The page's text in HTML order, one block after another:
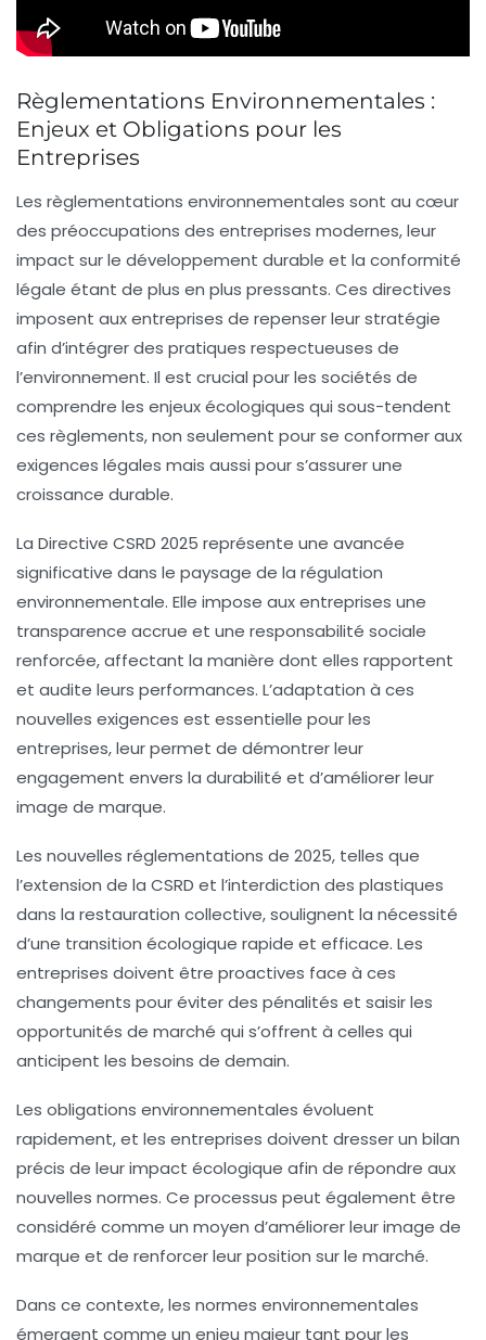
Règlementations Environnementales :
Enjeux et Obligations pour les
Entreprises
Les règlementations environnementales sont au cœur
des préoccupations des entreprises modernes, leur
impact sur le développement durable et la conformité
légale étant de plus en plus pressants. Ces directives
imposent aux entreprises de repenser leur stratégie
afin d’intégrer des pratiques respectueuses de
l’environnement. Il est crucial pour les sociétés de
comprendre les enjeux écologiques qui sous-tendent
ces règlements, non seulement pour se conformer aux
exigences légales mais aussi pour s’assurer une
croissance durable.
La Directive CSRD 2025 représente une avancée
significative dans le paysage de la régulation
environnementale. Elle impose aux entreprises une
transparence accrue et une responsabilité sociale
renforcée, affectant la manière dont elles rapportent
et audite leurs performances. L’adaptation à ces
nouvelles exigences est essentielle pour les
entreprises, leur permet de démontrer leur
engagement envers la durabilité et d’améliorer leur
image de marque.
Les nouvelles réglementations de 2025, telles que
l’extension de la CSRD et l’interdiction des plastiques
dans la restauration collective, soulignent la nécessité
d’une transition écologique rapide et efficace. Les
entreprises doivent être proactives face à ces
changements pour éviter des pénalités et saisir les
opportunités de marché qui s’offrent à celles qui
anticipent les besoins de demain.
Les obligations environnementales évoluent
rapidement, et les entreprises doivent dresser un bilan
précis de leur impact écologique afin de répondre aux
nouvelles normes. Ce processus peut également être
considéré comme un moyen d’améliorer leurimage de
marque et de renforcer leur position sur le marché.
Dans ce contexte, les normes environnementales
émergent comme un enjeu majeur tant pour les